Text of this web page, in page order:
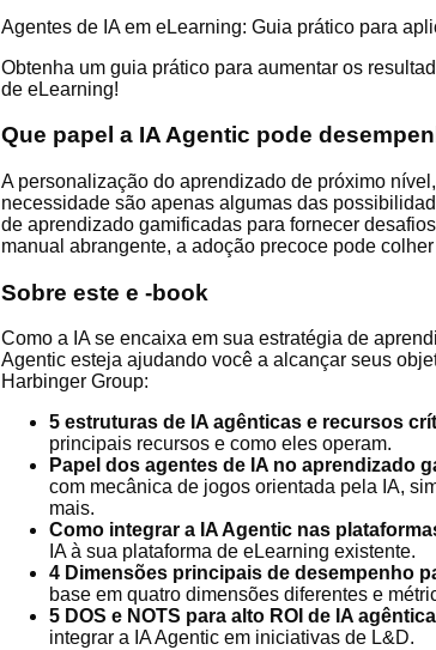
Agentes de IA em eLearning: Guia prático para
Obtenha um guia prático para aumentar os
de eLearning!
Que papel a IA Agentic pode
A personalização do aprendizado de próximo
necessidade são apenas algumas das
de aprendizado gamificadas para fornecer
manual abrangente, a adoção precoce pode
Sobre este e -book
Como a IA se encaixa em sua estratégia de
Agentic esteja ajudando você a alcançar seus
Harbinger Group:
5 estruturas de IA agênticas e recursos
principais recursos e como eles operam.
Papel dos agentes de IA no aprendizado
com mecânica de jogos orientada pela IA,
mais.
Como integrar a IA Agentic nas
IA à sua plataforma de eLearning existente.
4 Dimensões principais de desempenho
base em quatro dimensões diferentes e
5 DOS e NOTS para alto ROI de IA
integrar a IA Agentic em iniciativas de L&D.